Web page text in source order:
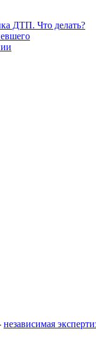
ДТП. Что делать?
независимая